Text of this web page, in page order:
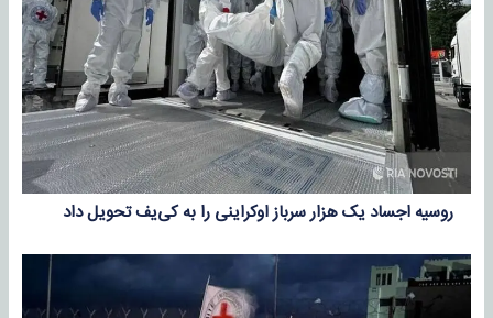
روسیه اجساد یک هزار سرباز اوکراینی را به کی‌یف تحویل داد